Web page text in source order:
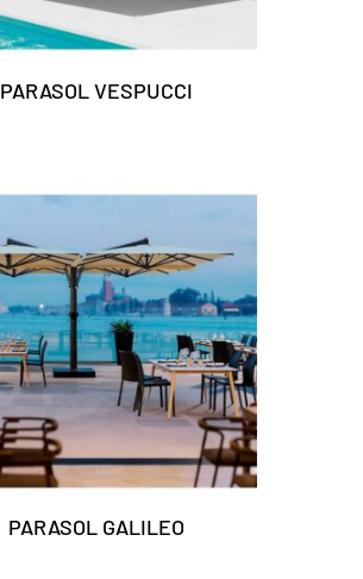
PARASOL VESPUCCI
PARASOL GALILEO